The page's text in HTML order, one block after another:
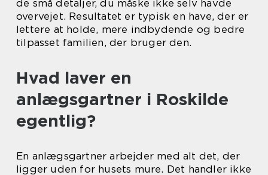
de små detaljer, du måske ikke selv havde
overvejet. Resultatet er typisk en have, der er
lettere at holde, mere indbydende og bedre
tilpasset familien, der bruger den.
Hvad laver en
anlægsgartner i Roskilde
egentlig?
En anlægsgartner arbejder med alt det, der
ligger uden for husets mure. Det handler ikke